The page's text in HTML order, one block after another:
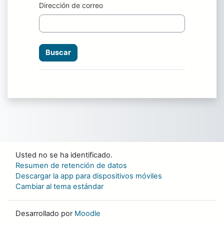
Dirección de correo
Usted no se ha identificado.
Resumen de retención de datos
Descargar la app para dispositivos móviles
Cambiar al tema estándar
Desarrollado por Moodle